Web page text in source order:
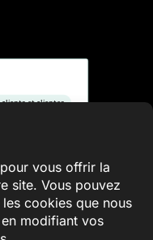
clients et clientes